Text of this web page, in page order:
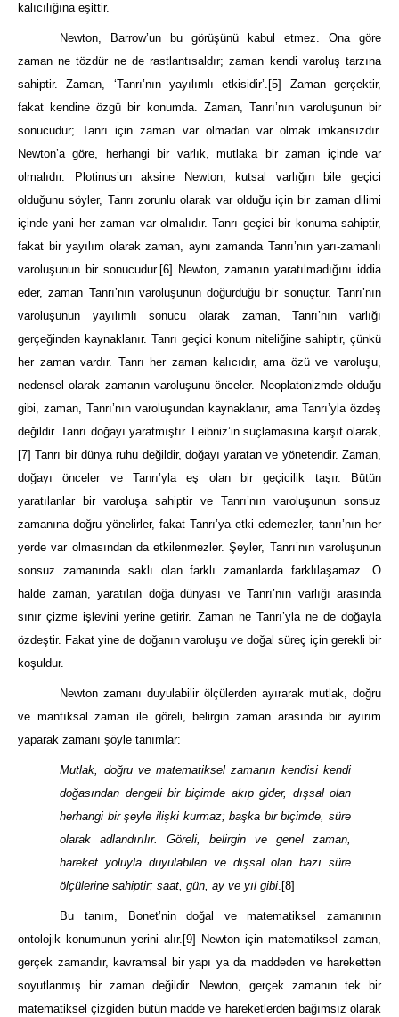
kalıcılığına eşittir.
Newton, Barrow’un bu görüşünü kabul etmez. Ona göre
zaman ne tözdür ne de rastlantısaldır; zaman kendi varoluş tarzına
sahiptir. Zaman, ‘Tanrı’nın yayılımlı etkisidir’. [5]
Zaman gerçektir,
fakat kendine özgü bir konumda. Zaman, Tanrı’nın varoluşunun bir
sonucudur; Tanrı için zaman var olmadan var olmak imkansızdır.
Newton’a göre, herhangi bir varlık, mutlaka bir zaman içinde var
olmalıdır. Plotinus’un aksine Newton, kutsal varlığın bile geçici
olduğunu söyler, Tanrı zorunlu olarak var olduğu için bir zaman dilimi
içinde yani her zaman var olmalıdır. Tanrı geçici bir konuma sahiptir,
fakat bir yayılım olarak zaman, aynı zamanda Tanrı’nın yarı-zamanlı
varoluşunun bir sonucudur. [6]
Newton, zamanın yaratılmadığını iddia
eder, zaman Tanrı’nın varoluşunun doğurduğu bir sonuçtur. Tanrı’nın
varoluşunun yayılımlı sonucu olarak zaman, Tanrı’nın varlığı
gerçeğinden kaynaklanır. Tanrı geçici konum niteliğine sahiptir, çünkü
her zaman vardır. Tanrı her zaman kalıcıdır, ama özü ve varoluşu,
nedensel olarak zamanın varoluşunu önceler. Neoplatonizmde olduğu
gibi, zaman, Tanrı’nın varoluşundan kaynaklanır, ama Tanrı’yla özdeş
değildir. Tanrı doğayı yaratmıştır. Leibniz’in suçlamasına karşıt olarak,
[7] Tanrı bir dünya ruhu değildir, doğayı yaratan ve yönetendir. Zaman,
doğayı önceler ve Tanrı’yla eş olan bir geçicilik taşır. Bütün
yaratılanlar bir varoluşa sahiptir ve Tanrı’nın varoluşunun sonsuz
zamanına doğru yönelirler, fakat Tanrı’ya etki edemezler, tanrı’nın her
yerde var olmasından da etkilenmezler. Şeyler, Tanrı’nın varoluşunun
sonsuz zamanında saklı olan farklı zamanlarda farklılaşamaz. O
halde zaman, yaratılan doğa dünyası ve Tanrı’nın varlığı arasında
sınır çizme işlevini yerine getirir. Zaman ne Tanrı’yla ne de doğayla
özdeştir. Fakat yine de doğanın varoluşu ve doğal süreç için gerekli bir
koşuldur.
Newton zamanı duyulabilir ölçülerden ayırarak mutlak, doğru
ve mantıksal zaman ile göreli, belirgin zaman arasında bir ayırım
yaparak zamanı şöyle tanımlar:
Mutlak, doğru ve matematiksel zamanın kendisi kendi
doğasından dengeli bir biçimde akıp gider, dışsal olan
herhangi bir şeyle ilişki kurmaz; başka bir biçimde, süre
olarak adlandırılır. Göreli, belirgin ve genel zaman,
hareket yoluyla duyulabilen ve dışsal olan bazı süre
ölçülerine sahiptir; saat, gün, ay ve yıl gibi. [8]
Bu tanım, Bonet’nin doğal ve matematiksel zamanının
ontolojik konumunun yerini alır. [9]
Newton için matematiksel zaman,
gerçek zamandır, kavramsal bir yapı ya da maddeden ve hareketten
soyutlanmış bir zaman değildir. Newton, gerçek zamanın tek bir
matematiksel çizgiden bütün madde ve hareketlerden bağımsız olarak